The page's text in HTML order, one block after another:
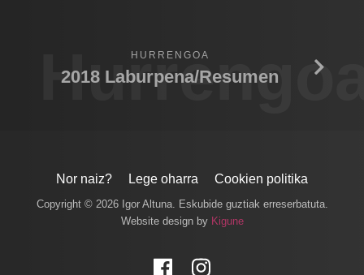
HURRENGOA
2018 Laburpena/Resumen
Nor naiz? Lege oharra Cookien politika
Copyright © 2026 Igor Altuna. Eskubide guztiak erreserbatuta.
Website design by Kigune
Facebook
Instagram